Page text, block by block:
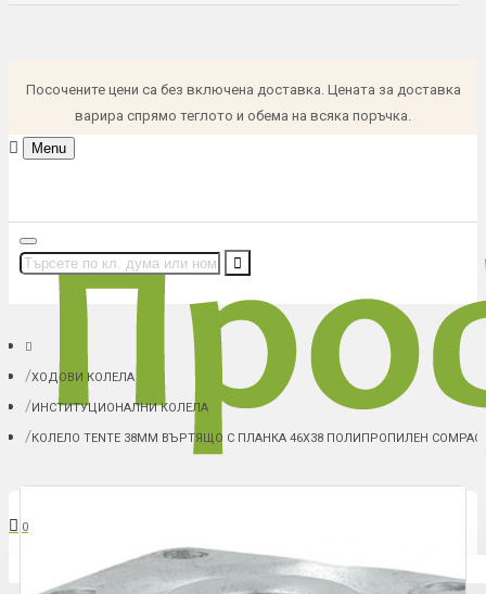
Посочените цени са без включена доставка. Цената за доставка
варира спрямо теглото и обема на всяка поръчка.
Menu
0
Количката ви е празна
ХОДОВИ КОЛЕЛА
ИНСТИТУЦИОНАЛНИ КОЛЕЛА
КОЛЕЛО TENTE 38ММ ВЪРТЯЩО С ПЛАНКА 46X38 ПОЛИПРОПИЛЕН